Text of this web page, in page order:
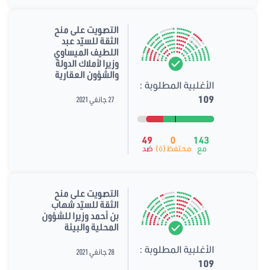
الأغلبية المطلوبة :
109
143
مع
0
محتفظ(ة)
49
ضد
التصويت على منح
الثقة للسيّد عبد
اللطيف الميساوي
وزيرا لأملاك الدولة
والشؤون العقارية
27 جانفي 2021
الأغلبية المطلوبة :
109
التصويت على منح
الثقة للسيّد شهاب
بن أحمد وزيرا للشؤون
المحلية والبيئة
28 جانفي 2021